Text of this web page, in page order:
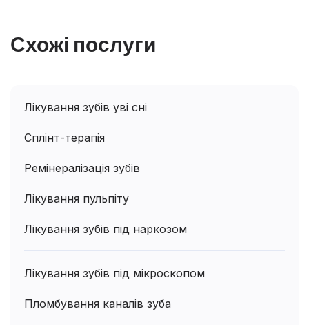
Схожі послуги
Лікування зубів уві сні
Сплінт-терапія
Ремінералізація зубів
Лікування пульпіту
Лікування зубів під наркозом
Лікування зубів під мікроскопом
Пломбування каналів зуба